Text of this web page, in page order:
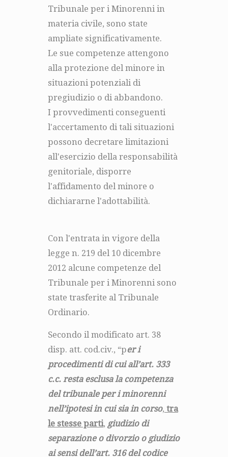
Tribunale per i Minorenni in
materia civile, sono state
ampliate significativamente.
Le sue competenze attengono
alla protezione del minore in
situazioni potenziali di
pregiudizio o di abbandono.
I provvedimenti conseguenti
l'accertamento di tali situazioni
possono decretare limitazioni
all'esercizio della responsabilità
genitoriale, disporre
l'affidamento del minore o
dichiararne l'adottabilità.
Con l'entrata in vigore della
legge n. 219 del 10 dicembre
2012 alcune competenze del
Tribunale per i Minorenni sono
state trasferite al Tribunale
Ordinario.
Secondo il modificato art. 38
disp. att. cod.civ., “per i
procedimenti di cui all’art. 333
c.c. resta esclusa la competenza
del tribunale per i minorenni
nell’ipotesi in cui sia in corso, tra
le stesse parti, giudizio di
separazione o divorzio o giudizio
ai sensi dell’art. 316 del codice